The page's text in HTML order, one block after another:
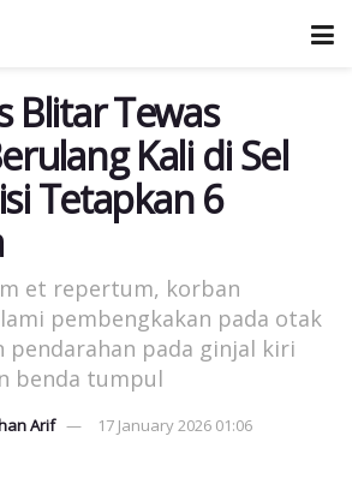
Blitar Tewas
Kali di Sel
Tetapkan 6
et repertum, korban
pembengkakan pada otak
pendarahan pada ginjal kiri
benda tumpul
Arif
17 January 2026 01:06